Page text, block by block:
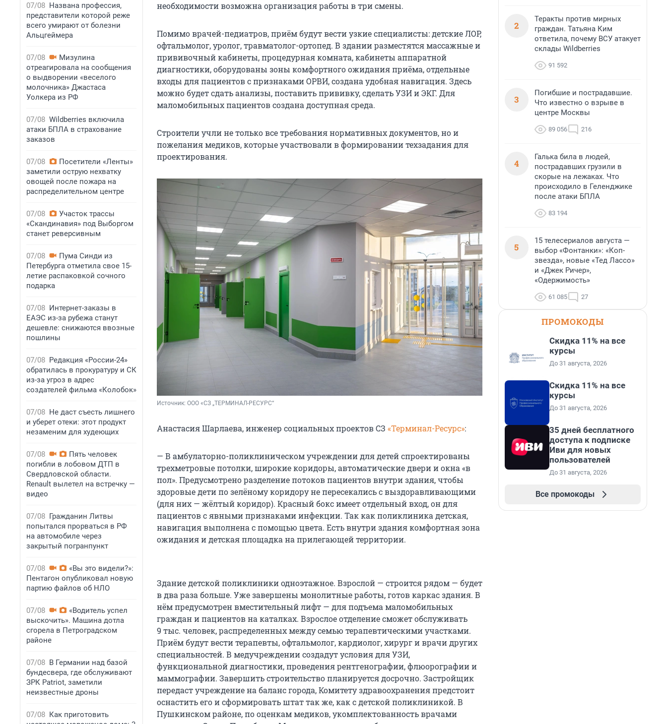
07/08 Названа профессия,
представители которой реже
всего умирают от болезни
Альцгеймера
07/08
Мизулина
отреагировала на сообщения
о выдворении «веселого
молочника» Джастаса
Уолкера из РФ
07/08 Wildberries включила
атаки БПЛА в страхование
заказов
07/08
Посетители «Ленты»
заметили острую нехватку
овощей после пожара на
распределительном центре
07/08
Участок трассы
«Скандинавия» под Выборгом
станет реверсивным
07/08
Пума Синди из
Петербурга отметила свое 15-
летие распаковкой сочного
подарка
07/08 Интернет-заказы в
ЕАЭС из-за рубежа станут
дешевле: снижаются ввозные
пошлины
07/08 Редакция «России-24»
обратилась в прокуратуру и СК
из-за угроз в адрес
создателей фильма «Колобок»
07/08 Не даст съесть лишнего
и уберет отеки: этот продукт
незаменим для худеющих
07/08
Пять человек
погибли в лобовом ДТП в
Свердловской области.
Renault вылетел на встречку —
видео
07/08 Гражданин Литвы
попытался прорваться в РФ
на автомобиле через
закрытый погранпункт
07/08
«Вы это видели?»:
Пентагон опубликовал новую
партию файлов об НЛО
07/08
«Водитель успел
выскочить». Машина дотла
сгорела в Петроградском
районе
07/08 В Германии над базой
бундесвера, где обслуживают
ЗРК Patriot, заметили
неизвестные дроны
07/08 Как приготовить
необходимости возможна организация работы в три смены.
Помимо врачей-педиатров, приём будут вести узкие специалисты: детские ЛОР,
офтальмолог, уролог, травматолог-ортопед. В здании разместятся массажные и
прививочный кабинеты, процедурная комната, кабинеты аппаратной
диагностики, оборудованы зоны комфортного ожидания приёма, отдельные
входы для пациентов с признаками ОРВИ, создана удобная навигация. Здесь
можно будет сдать анализы, поставить прививку, сделать УЗИ и ЭКГ. Для
маломобильных пациентов создана доступная среда.
Строители учли не только все требования нормативных документов, но и
пожелания медиков, которые участвовали в формировании техзадания для
проектирования.
Источник: ООО «СЗ „ТЕРМИНАЛ-РЕСУРС“
Анастасия Шарлаева, инженер социальных проектов СЗ «Терминал-Ресурс»:
— В амбулаторно-поликлиническом учреждении для детей спроектированы
трехметровые потолки, широкие коридоры, автоматические двери и окна «в
пол». Предусмотрено разделение потоков пациентов внутри здания, чтобы
здоровые дети по зелёному коридору не пересекались с выздоравливающими
(для них — жёлтый коридор). Красный бокс имеет отдельный вход, он для
пациентов с явными признаками инфекции. Так как поликлиника детская,
навигация выполнена с помощью цвета. Есть внутри здания комфортная зона
ожидания и детская площадка на прилегающей территории.
Здание детской поликлиники одноэтажное. Взрослой — строится рядом — будет
в два раза больше. Уже завершены монолитные работы, готов каркас здания. В
нём предусмотрен вместительный лифт — для подъема маломобильных
граждан и пациентов на каталках. Взрослое отделение сможет обслуживать
9 тыс. человек, распределенных между семью терапевтическими участками.
Приём будут вести терапевты, офтальмолог, кардиолог, хирург и врачи других
специальностей. В медучреждении создадут условия для УЗИ,
функциональной диагностики, проведения рентгенографии, флюорографии и
маммографии. Завершить строительство планируется досрочно. Застройщик
передаст учреждение на баланс города, Комитету здравоохранения предстоит
оснастить его и сформировать штат так же, как с детской поликлиникой. В
Пушкинском районе, по оценкам медиков, укомплектованность врачами
2
Теракты против мирных
граждан. Татьяна Ким
ответила, почему ВСУ атакует
склады Wildberries
91 592
3
Погибшие и пострадавшие.
Что известно о взрыве в
центре Москвы
89 056 216
4
Галька била в людей,
пострадавших грузили в
скорые на лежаках. Что
происходило в Геленджике
после атаки БПЛА
83 194
5
15 телесериалов августа —
выбор «Фонтанки»: «Коп-
звезда», новые «Тед Лассо»
и «Джек Ричер»,
«Одержимость»
61 085 27
ПРОМОКОДЫ
Скидка 11% на все
курсы
До 31 августа, 2026
Скидка 11% на все
курсы
До 31 августа, 2026
35 дней бесплатного
доступа к подписке
Иви для новых
пользователей
До 31 августа, 2026
Все промокоды